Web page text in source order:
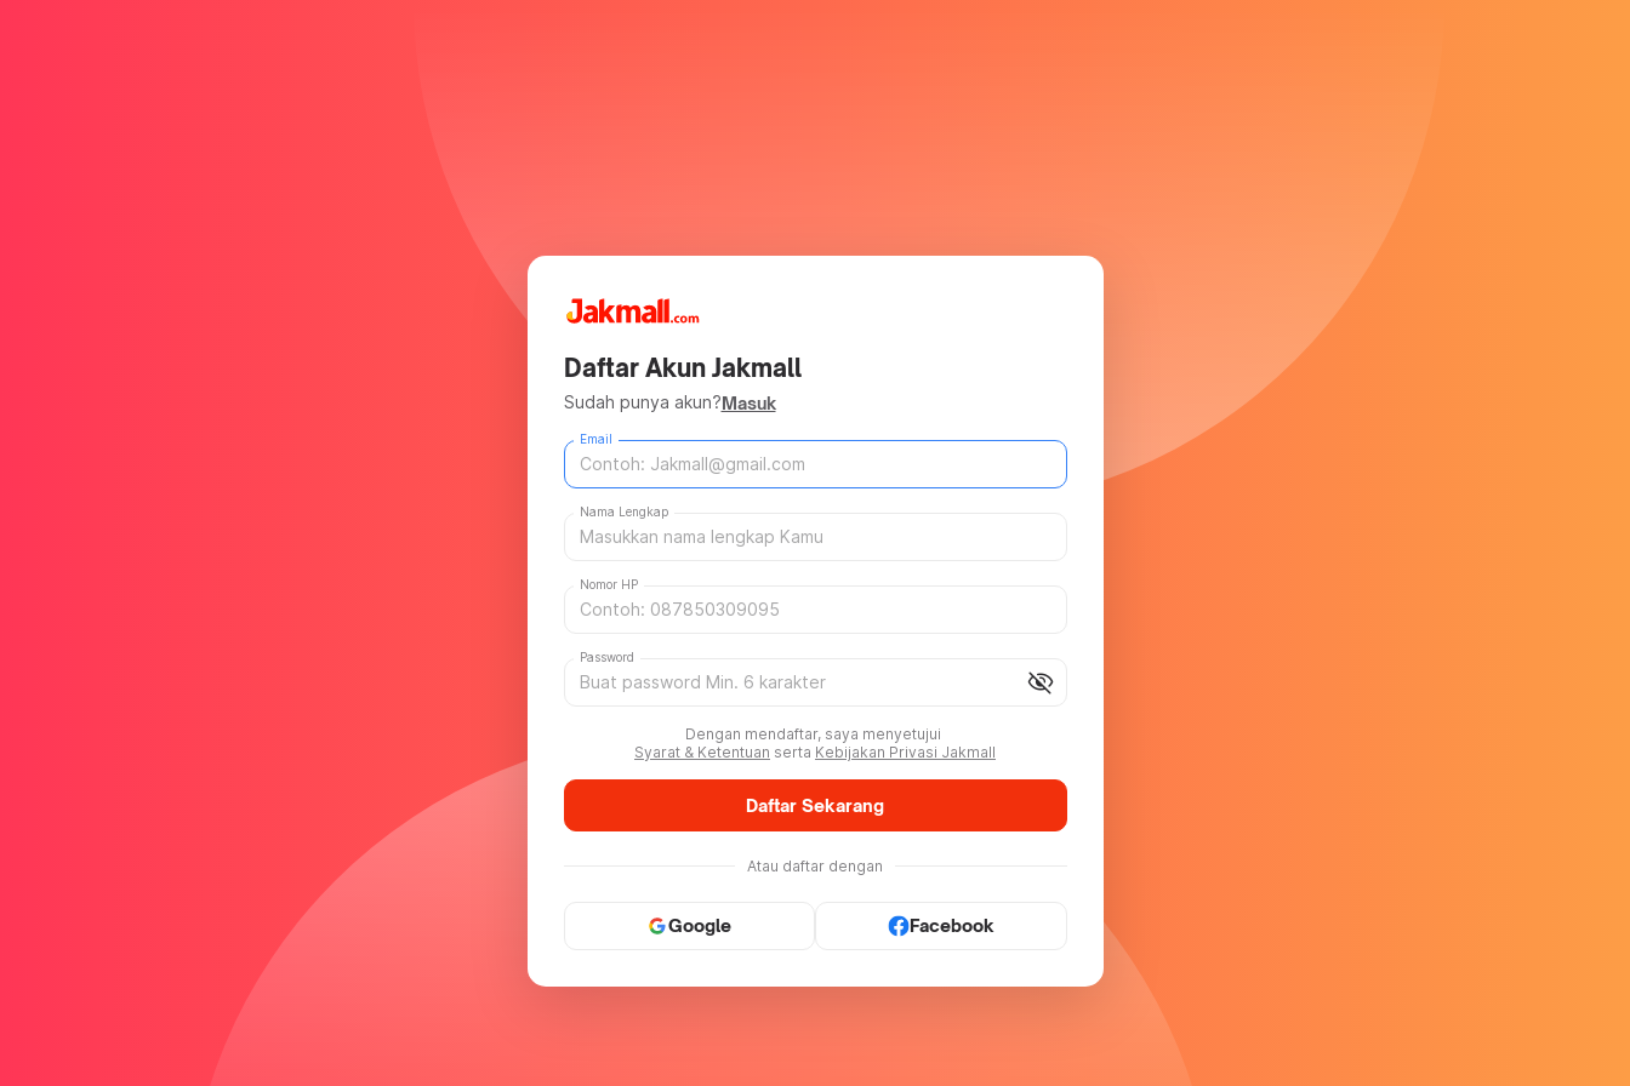
Daftar Akun Jakmall
Sudah punya akun?Masuk
Email
Nama Lengkap
Nomor HP
visibility_off
Password
Dengan mendaftar, saya menyetujui
Syarat & Ketentuan serta Kebijakan Privasi Jakmall
Daftar Sekarang
Atau daftar dengan
Google Facebook